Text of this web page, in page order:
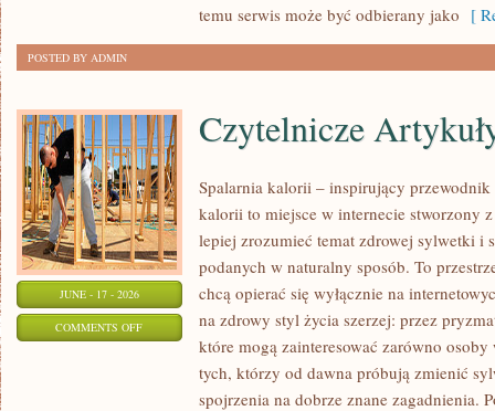
temu serwis może być odbierany jako [
POSTED BY ADMIN
JUNE - 17 - 2026
COMMENTS OFFON
CZYTELNICZE
ARTYKUŁY
Czytelnicze
Spalarnia kalorii – inspirujący
kalorii to miejsce w internecie stworzony
lepiej zrozumieć temat zdrowej sylwetki i
podanych w naturalny sposób. To
chcą opierać się wyłącznie na
na zdrowy styl życia szerzej: przez
które mogą zainteresować zarówno
tych, którzy od dawna próbują zmienić
spojrzenia na dobrze znane zagadnienia.